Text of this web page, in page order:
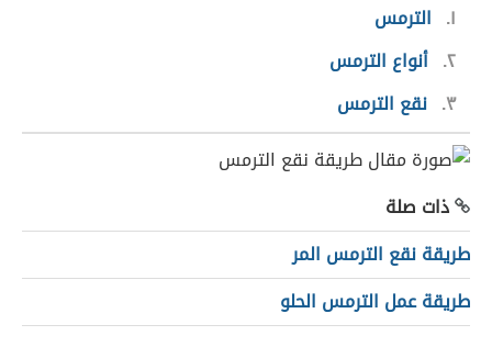
١
الترمس
٢ أنواع الترمس
٣ نقع الترمس
ذات صلة
طريقة نقع الترمس المر
طريقة عمل الترمس الحلو